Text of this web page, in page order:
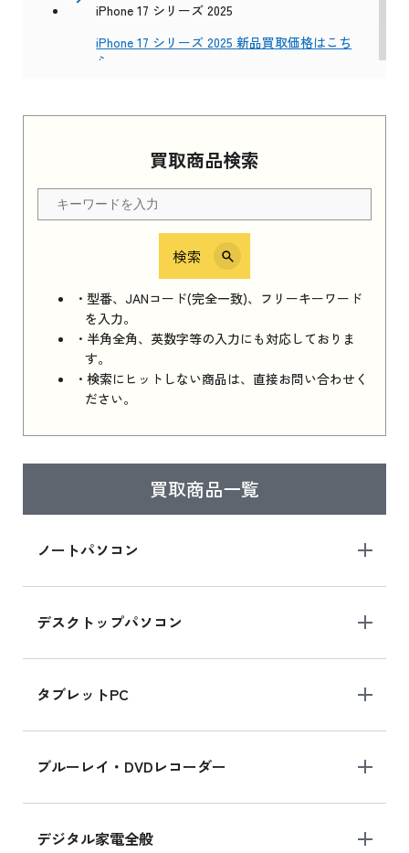
買取商品検索
検索
・型番、JANコード(完全一致)、フリーキーワード
を入力。
・半角全角、英数字等の入力にも対応しておりま
す。
・検索にヒットしない商品は、直接お問い合わせく
ださい。
買取商品一覧
ノートパソコン
デスクトップパソコン
タブレットPC
ブルーレイ・DVDレコーダー
デジタル家電全般
iPhone 17 シリーズ 2025
iPhone 17 シリーズ 2025 新品買取価格はこち
ら
Apple Watch Series 11 2025 新品買取価格はこ
ちら
iPhone 16e シリーズ 2025
iPhone 16e シリーズ 2025 新品買取価格はこち
ら
iPad 11インチ 2025年春モデル
はこちら
ら
iPad mini シリーズ 2024
iPad mini 8.3インチ の新品買取価格
iPhone 16 シリーズ
iPhone 16 の新品買取価格
iPad Air 11インチ シリーズ